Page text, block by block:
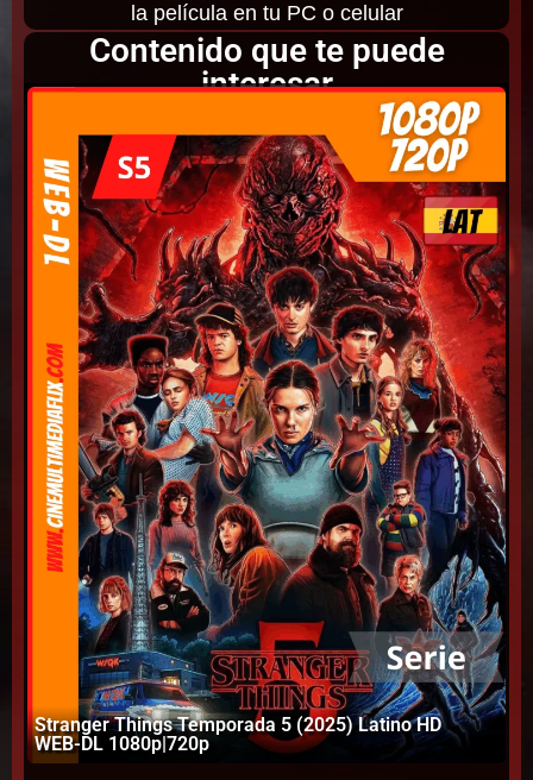
la película en tu PC o celular
Contenido que te puede
interesar
Stranger Things Temporada 5 (2025) Latino HD
WEB-DL 1080p|720p